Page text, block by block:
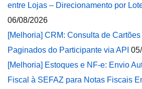
entre Lojas – Direcionamento por
06/08/2026
[Melhoria] CRM: Consulta de
Paginados do Participante via API
[Melhoria] Estoques e NF-e: Envio
Fiscal à SEFAZ para Notas Fiscais